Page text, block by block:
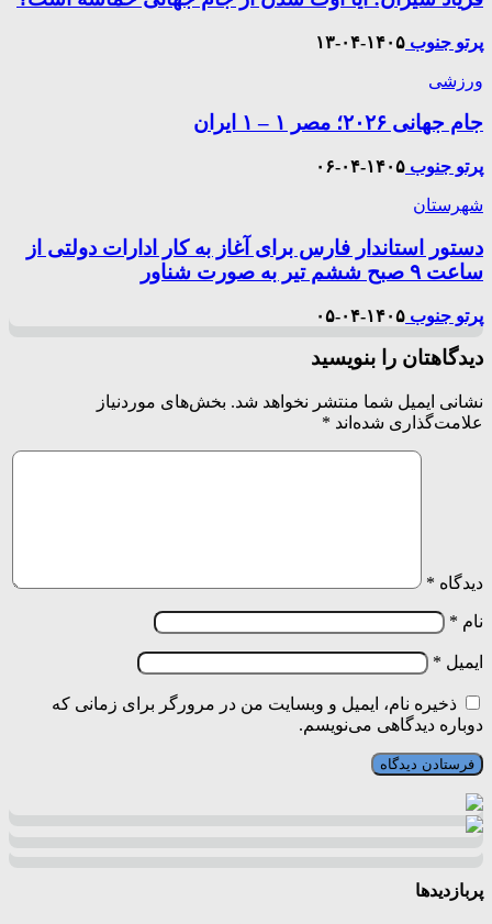
پرتو جنوب ۱۴۰۵-۰۴-۱۳
ورزشی
جام جهانی ۲۰۲۶؛ مصر ۱ – ۱ ایران
پرتو جنوب ۱۴۰۵-۰۴-۰۶
شهرستان
دستور استاندار فارس برای آغاز به کار ادارات دولتی از
ساعت ۹ صبح ششم تیر به صورت شناور
پرتو جنوب ۱۴۰۵-۰۴-۰۵
دیدگاهتان را بنویسید
نشانی ایمیل شما منتشر نخواهد شد. بخش‌های موردنیاز
علامت‌گذاری شده‌اند *
دیدگاه *
نام *
ایمیل *
ذخیره نام، ایمیل و وبسایت من در مرورگر برای زمانی که
دوباره دیدگاهی می‌نویسم.
پربازدیدها